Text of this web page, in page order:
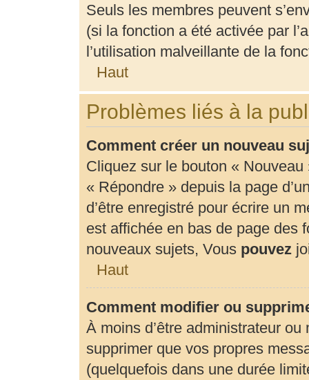
Seuls les membres peuvent
(si la fonction a été activée par
l’utilisation malveillante de la
Haut
Problèmes liés à la
Comment créer un nouveau
Cliquez sur le bouton « Nouveau
« Répondre » depuis la page
d’être enregistré pour écrire un
est affichée en bas de page des
nouveaux sujets, Vous pouvez
Haut
Comment modifier ou
À moins d’être administrateur
supprimer que vos propres
(quelquefois dans une durée